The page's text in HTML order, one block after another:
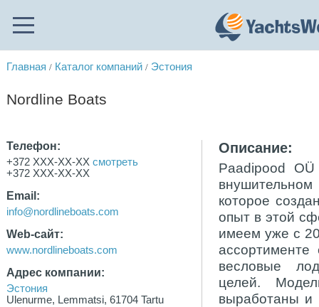
Главная / Каталог компаний / Эстония
Nordline Boats
Телефон:
+372 XXX-XX-XX
+372 XXX-XX-XX
смотреть
Email:
info@nordlineboats.com
Web-сайт:
www.nordlineboats.com
Адрес компании:
Эстония
Ulenurme, Lemmatsi, 61704 Tartu
Описание:
Paadipood
которое
опыт в этой
имеем уже с
весловые
целей.
выработаны и